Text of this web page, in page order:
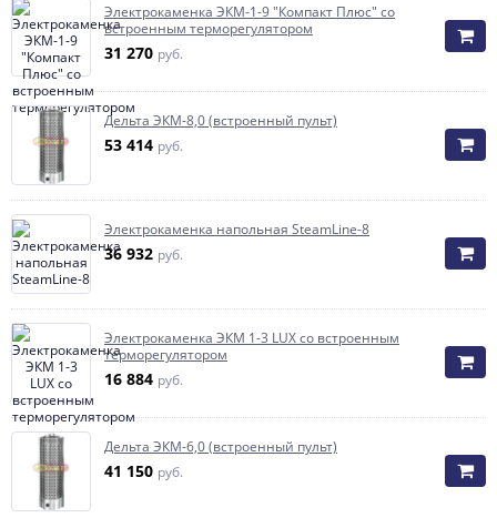
Электрокаменка ЭКМ-1-9 "Компакт Плюс" со
встроенным терморегулятором
31 270 руб.
Дельта ЭКМ-8,0 (встроенный пульт)
53 414 руб.
Электрокаменка напольная SteamLine-8
36 932 руб.
Электрокaмeнка ЭКМ 1-3 LUX со встроенным
терморегулятором
16 884 руб.
Дельта ЭКМ-6,0 (встроенный пульт)
41 150 руб.